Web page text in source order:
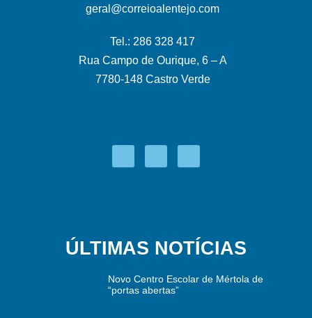
geral@correioalentejo.com
Tel.: 286 328 417
Rua Campo de Ourique, 6 – A
7780-148 Castro Verde
ÚLTIMAS NOTÍCIAS
Novo Centro Escolar de Mértola de
“portas abertas”